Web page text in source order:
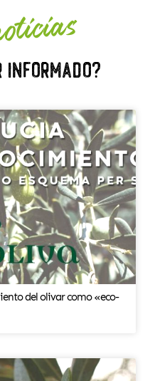
informado?
del olivar como «eco-